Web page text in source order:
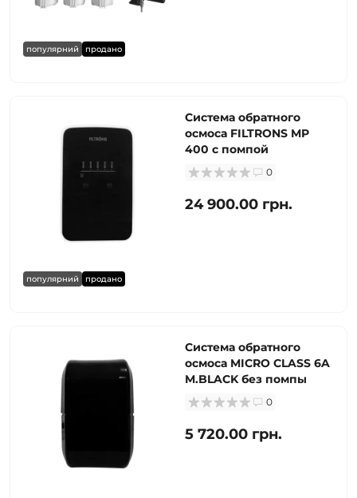
популярний продано
популярний продано
Система обратного
осмоса FILTRONS MP
400 с помпой
0
24 900.00 грн.
Система обратного
осмоса MICRO CLASS 6A
M.BLACK без помпы
0
5 720.00 грн.